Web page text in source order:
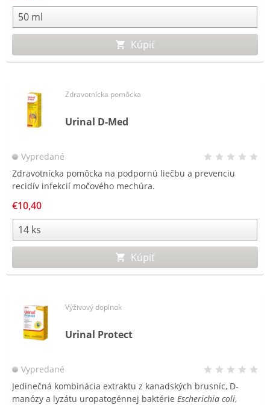
Kúpiť
Zdravotnícka pomôcka
Urinal D-Med
Vypredané
Zdravotnícka pomôcka na podpornú liečbu a prevenciu
recidív infekcií močového mechúra.
€10,40
Kúpiť
Výživový doplnok
Urinal Protect
Vypredané
Jedinečná kombinácia extraktu z kanadských brusníc, D-
manózy a lyzátu uropatogénnej baktérie Escherichia coli,